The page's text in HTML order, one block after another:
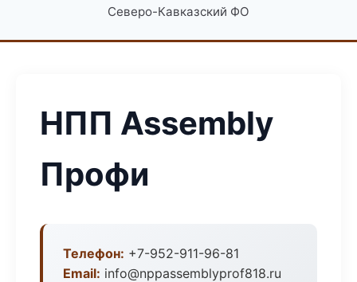
Северо-Кавказский ФО
НПП Assembly
Профи
Телефон: +7-952-911-96-81
Email: info@nppassemblyprof818.ru